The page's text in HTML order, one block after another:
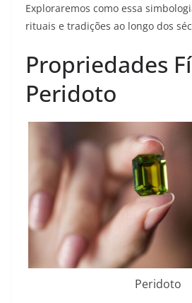
Exploraremos como essa
rituais e tradições ao longo dos
Propriedades
Peridoto
Peridoto